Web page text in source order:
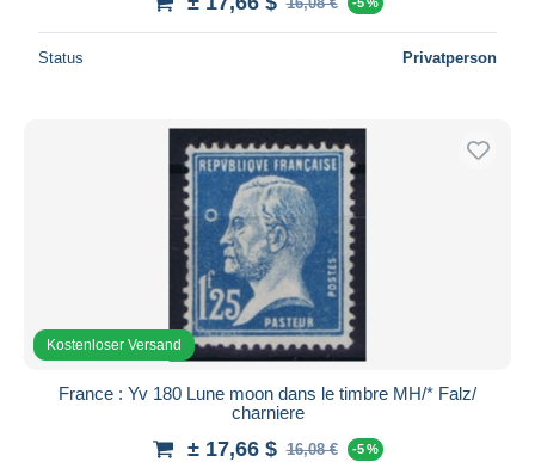
Status Privatperson
Kostenloser Versand
France : Yv 180 Lune moon dans le timbre MH/* Falz/
charniere
± 17,66 $ 16,08 € -5 %